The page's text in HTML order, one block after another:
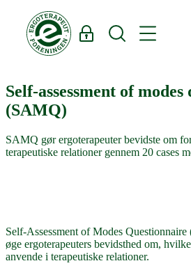
Log ind Søg
Self-assessment of
(SAMQ)
SAMQ gør ergoterapeuter bevidste om
terapeutiske relationer gennem 20 cases
Self-Assessment of Modes
øge ergoterapeuters bevidsthed om,
anvende i terapeutiske relationer.